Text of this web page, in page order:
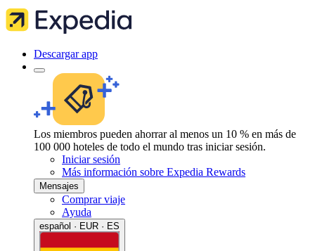
Descargar app
Los miembros pueden ahorrar al menos un 10 % en más de
100 000 hoteles de todo el mundo tras iniciar sesión.
Iniciar sesión
Más información sobre Expedia Rewards
Mensajes
Comprar viaje
Ayuda
español · EUR · ES